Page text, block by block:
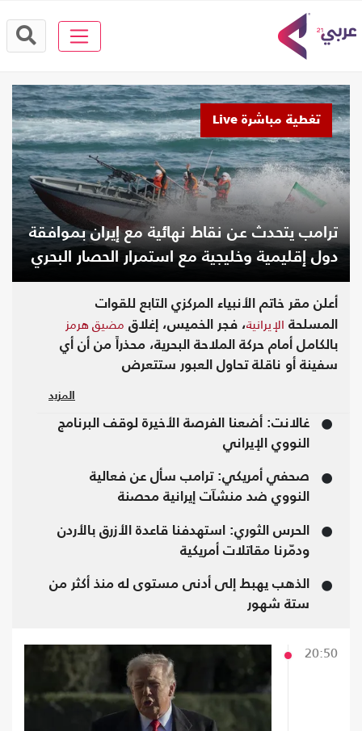
أعلن مقر خاتم الأنبياء المركزي التابع للقوات
المسلحة الإيرانية، فجر الخميس، إغلاق مضيق هرمز
بالكامل أمام حركة الملاحة البحرية، محذراً من أن أي
سفينة أو ناقلة تحاول العبور ستتعرض
المزيد
غالانت: أضعنا الفرصة الأخيرة لوقف البرنامج
النووي الإيراني
صحفي أمريكي: ترامب سأل عن فعالية
النووي ضد منشآت إيرانية محصنة
الحرس الثوري: استهدفنا قاعدة الأزرق بالأردن
ودمّرنا مقاتلات أمريكية
الذهب يهبط إلى أدنى مستوى له منذ أكثر من
ستة شهور
تغطية مباشرة Live
ترامب يتحدث عن نقاط نهائية مع إيران بموافقة
دول إقليمية وخليجية مع استمرار الحصار البحري
20:50